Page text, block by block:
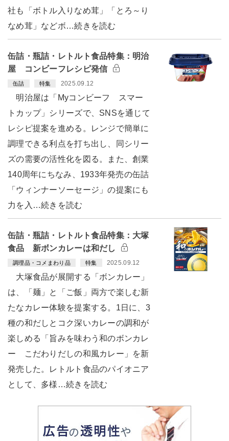
社も「ボトル入りなめ茸」「とろ～り
なめ茸」などボ…続きを読む
缶詰・瓶詰・レトルト食品特集：明治
屋 コンビーフレシピ発信
缶詰 特集 2025.09.12
明治屋は「Myコンビーフ スマー
トカップ」シリーズで、SNSを通じて
レシピ提案を進める。レンジで簡単に
調理できる利点を打ち出し、同シリー
ズの需要の活性化を図る。また、創業
140周年にちなみ、1933年発売の缶詰
「ウィンナーソーセージ」の提案にも
力を入…続きを読む
缶詰・瓶詰・レトルト食品特集：大塚
食品 新ボンカレーは和だし
調理品・コメまわり品 特集 2025.09.12
大塚食品が展開する「ボンカレー」
は、「麺」と「ご飯」両方で楽しむ新
たなカレー体験を提案する。1日に、3
種の和だしとコク深いカレーの調和が
楽しめる「旨みを味わう和のボンカレ
ー こだわりだしの和風カレー」を新
発売した。レトルト食品のパイオニア
として、多様…続きを読む